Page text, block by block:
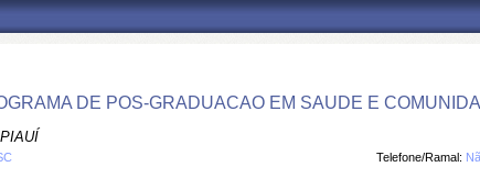
DE POS-GRADUACAO EM SAUDE E
Telefone/Ramal: